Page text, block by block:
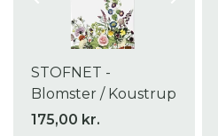
STOFNET -
Blomster / Koustrup
175,00 kr.